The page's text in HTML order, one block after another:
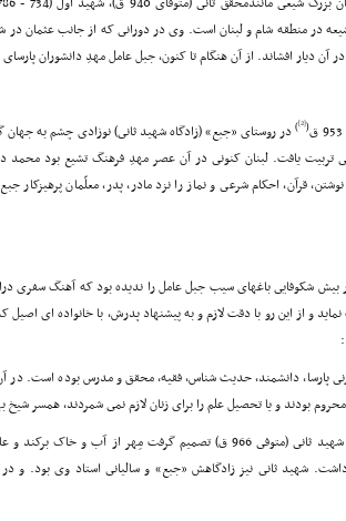
در منطقه شام و لبنان است. وى در دورانى که از جانب عثمان در
آن دیار افشاند. از آن هنگام تا کنون، جبل عامل مهدِ دانشوران
(
[2]
)در روستاى «جبع» (زادگاه شهید ثانى) نوزادى چشم به
تربیت یافت. لبنان کنونى در آن عصر مهدِ فرهنگ تشیع بود محمد
قرآن، احکام شرعى و نماز را نزد مادر، پدر، معلّمان پرهیزکار
بیش شکوفایى باغهاى سیب جبل عامل را ندیده بود که آهنگ سفرى
و از این رو با دقت لازم و به پیشنهاد پدرش، با خانواده اى
پارسا، دانشمند، حدیث شناس، فقیه، محقق و مدرس بوده است. در آن
بودند و یا تحصیل علم را براى زنان لازم نمى شمردند، همسر شیخ
و خاک برکند و عازم مهدِ تازه شیعه، ایران شود.
شهید ثانى نیز زادگاهش «جبع» و سالیانى استاد وى بود. و در